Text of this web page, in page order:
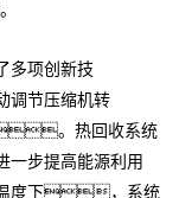
多项创新技
节压缩机转
。热回收系统
步提高能源利用
度下，系统